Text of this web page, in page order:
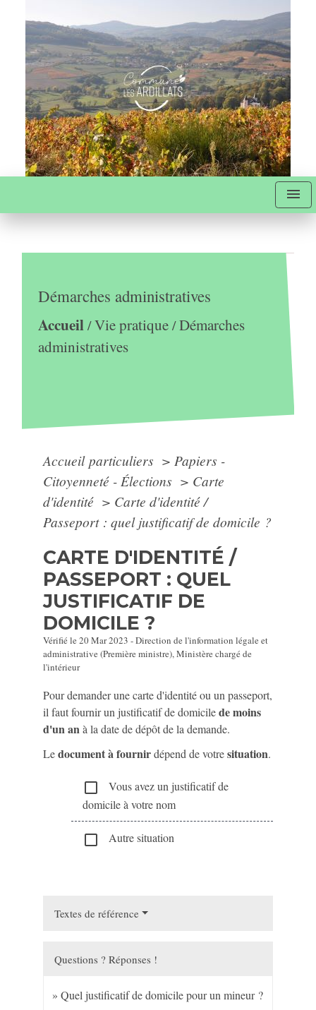
menu
Démarches administratives
Accueil/Vie pratique/Démarches
administratives
Accueil particuliers > Papiers -
Citoyenneté - Élections > Carte
d'identité > Carte d'identité /
Passeport : quel justificatif de domicile ?
CARTE D'IDENTITÉ /
PASSEPORT : QUEL
JUSTIFICATIF DE
DOMICILE ?
Vérifié le 20 Mar 2023 - Direction de l'information légale et
administrative (Première ministre), Ministère chargé de
l'intérieur
Pour demander une carte d'identité ou un passeport,
il faut fournir un justificatif de domicilede moins
d'un an à la date de dépôt de la demande.
Ledocument à fournirdépend de votresituation.
check_box_outline_blank
Vous avez un justificatif de
domicile à votre nom
check_box_outline_blank Autre situation
Textes de référence
Questions ? Réponses !
Quel justificatif de domicile pour un mineur ?